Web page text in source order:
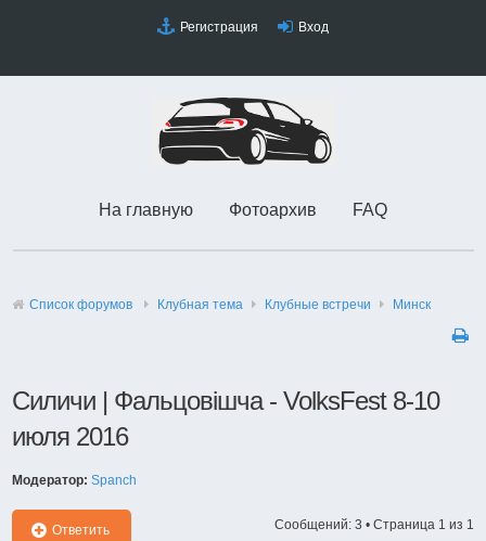
Регистрация Вход
На главную Фотоархив FAQ
Список форумов Клубная тема Клубные встречи Минск
Силичи | Фальцовiшча - VolksFest 8-10
июля 2016
Модератор: Spanch
Ответить Сообщений: 3 • Страница 1 из 1